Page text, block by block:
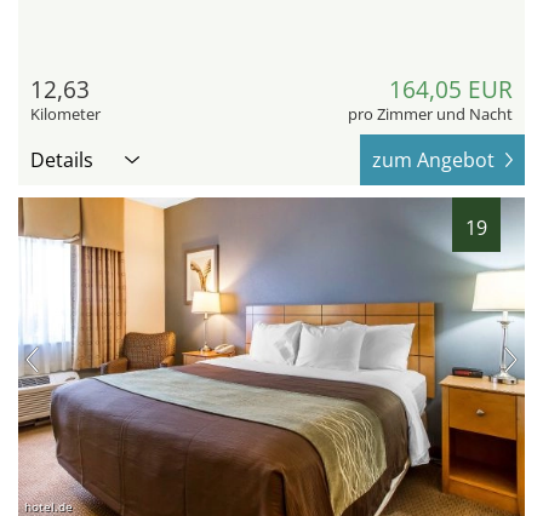
12,63
Kilometer
164,05 EUR
pro Zimmer und Nacht
Details zum Angebot
19
hotel.de